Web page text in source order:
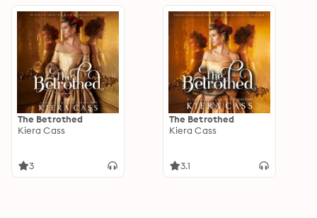
The Betrothed
Kiera Cass
3
The Betrothed
Kiera Cass
3.1